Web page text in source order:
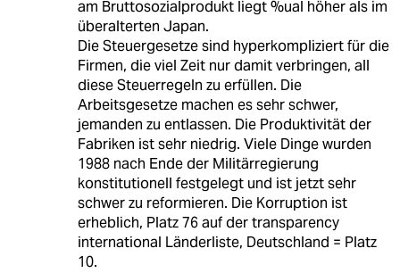
am Bruttosozialprodukt liegt %ual höher als im
überalterten Japan.
Die Steuergesetze sind hyperkompliziert für die
Firmen, die viel Zeit nur damit verbringen, all
diese Steuerregeln zu erfüllen. Die
Arbeitsgesetze machen es sehr schwer,
jemanden zu entlassen. Die Produktivität der
Fabriken ist sehr niedrig. Viele Dinge wurden
1988 nach Ende der Militärregierung
konstitutionell festgelegt und ist jetzt sehr
schwer zu reformieren. Die Korruption ist
erheblich, Platz 76 auf der transparency
international Länderliste, Deutschland = Platz
10.